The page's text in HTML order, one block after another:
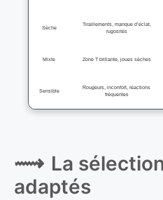
Sèche
Tiraillements, manque d’éclat,
rugosités
Mixte Zone T brillante, joues sèches
Sensible
Rougeurs, inconfort, réactions
fréquentes
La
adaptés